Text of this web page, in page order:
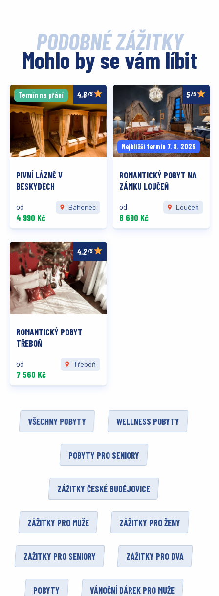
PODOBNÉ ZÁŽITKY
Mohlo by se vám líbit
Termín na přání /5
PIVNÍ LÁZNĚ V
BESKYDECH
od
4 990 Kč
Bahenec
/5
Nejbližší termín 7. 8. 2026
ROMANTICKÝ POBYT NA
ZÁMKU LOUČEŇ
od
8 690 Kč
Loučeň
/5
ROMANTICKÝ POBYT
TŘEBOŇ
od
7 560 Kč
Třeboň
VŠECHNY POBYTY WELLNESS POBYTY
POBYTY PRO SENIORY
ZÁŽITKY ČESKÉ BUDĚJOVICE
ZÁŽITKY PRO MUŽE ZÁŽITKY PRO ŽENY
ZÁŽITKY PRO SENIORY ZÁŽITKY PRO DVA
POBYTY VÁNOČNÍ DÁREK PRO MUŽE